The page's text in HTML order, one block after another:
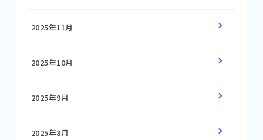
2025年11月
2025年10月
2025年9月
2025年8月